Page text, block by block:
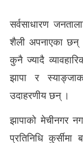
सर्वसाधारण
शैली अपनाएका छन्
कुनै ज्यादै
झापा र
उदाहरणीय छन् ।
झापाको मेचीनगर
प्रतिनिधि